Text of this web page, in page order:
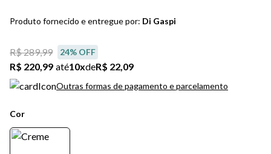
Produto fornecido e entregue por: Di Gaspi
R$ 289,99 24% OFF
R$ 220,99 até10xdeR$ 22,09
Outras formas de pagamento e parcelamento
Cor